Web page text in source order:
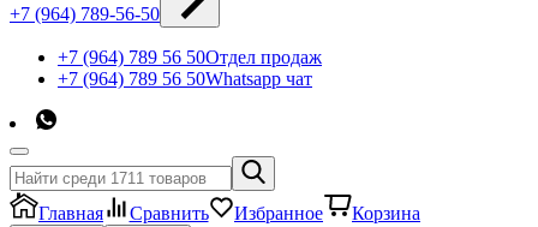
+7 (964) 789-56-50
+7 (964) 789 56 50Отдел продаж
+7 (964) 789 56 50Whatsapp чат
Главная Сравнить Избранное Корзина